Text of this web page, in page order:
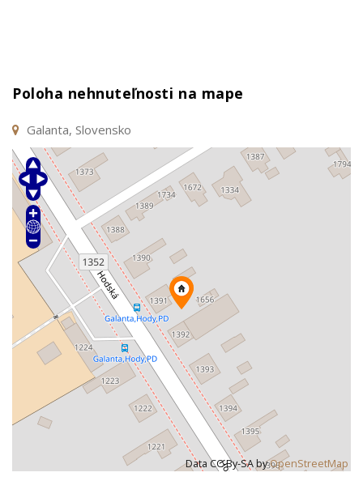
Poloha nehnuteľnosti na mape
Galanta, Slovensko
Data CC-By-SA byOpenStreetMap